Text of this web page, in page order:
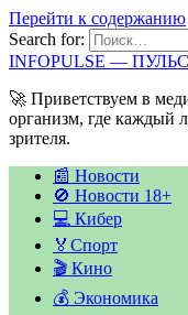
Перейти к содержанию
Search for:
INFOPULSE —
🚀 Приветствуем в
организм, где каждый
зрителя.
📰 Новости
🚫 Новости 18+
💻 Кибер
🏅Спорт
🎬 Кино
💰 Экономика